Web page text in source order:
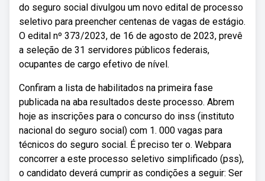
do seguro social divulgou um novo edital de processo
seletivo para preencher centenas de vagas de estágio.
O edital nº 373/2023, de 16 de agosto de 2023, prevê
a seleção de 31 servidores públicos federais,
ocupantes de cargo efetivo de nível.
Confiram a lista de habilitados na primeira fase
publicada na aba resultados deste processo. Abrem
hoje as inscrições para o concurso do inss (instituto
nacional do seguro social) com 1. 000 vagas para
técnicos do seguro social. É preciso ter o. Webpara
concorrer a este processo seletivo simplificado (pss),
o candidato deverá cumprir as condições a seguir: Ser